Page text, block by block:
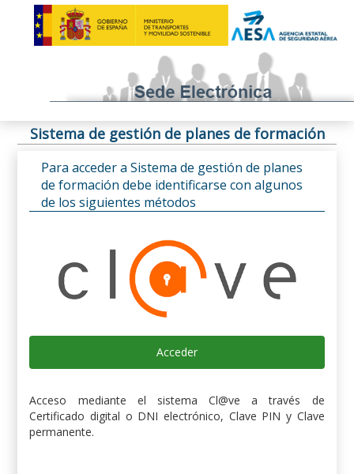
Sistema de gestión de planes de formación
Para acceder a Sistema de gestión de planes
de formación debe identificarse con algunos
de los siguientes métodos
Acceder
Acceso mediante el sistema Cl@ve a través de
Certificado digital o DNI electrónico, Clave PIN y Clave
permanente.